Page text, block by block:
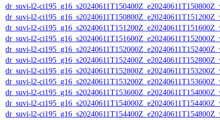
dr_suvi-l2-
dr_suvi-l2-
dr_suvi-l2-
dr_suvi-l2-
dr_suvi-l2-
dr_suvi-l2-
dr_suvi-l2-
dr_suvi-l2-
dr_suvi-l2-
dr_suvi-l2-
dr_suvi-l2-